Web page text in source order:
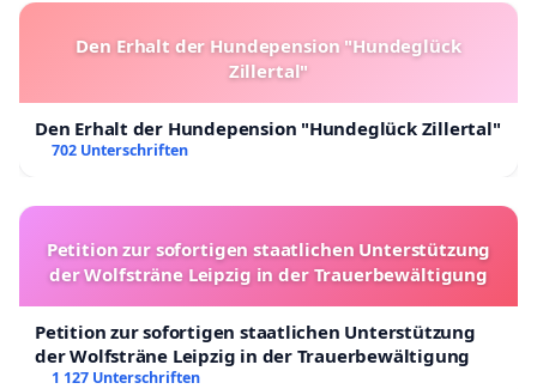
Den Erhalt der Hundepension "Hundeglück
Zillertal"
Den Erhalt der Hundepension "Hundeglück Zillertal"
702 Unterschriften
Petition zur sofortigen staatlichen Unterstützung
der Wolfsträne Leipzig in der Trauerbewältigung
Petition zur sofortigen staatlichen Unterstützung
der Wolfsträne Leipzig in der Trauerbewältigung
1 127 Unterschriften